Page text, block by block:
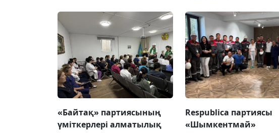
«Байтақ» партиясының
үміткерлері алматылық
Respublica партиясы
«Шымкентмай»